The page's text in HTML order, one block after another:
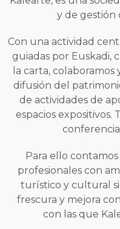
y de gestión
Con una actividad
guiadas por Euskadi,
la carta,
difusión del
de actividades de
espacios expositivos.
Para ello
profesionales con
turístico y cultural
frescura y mejora
con las que